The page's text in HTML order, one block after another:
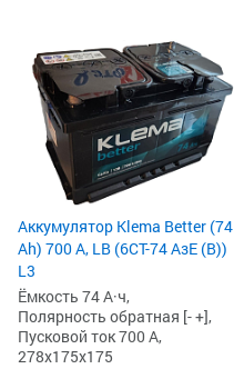
Аккумулятор Klema Better (74
Ah) 700 А, LB (6СТ-74 АзЕ (B))
L3
Ёмкость 74 А·ч,
Полярность обратная [- +],
Пусковой ток 700 А,
278x175x175